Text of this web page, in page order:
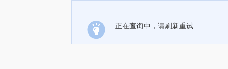
正在查询中，请刷新重试